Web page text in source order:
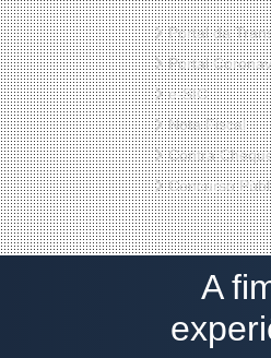
Portal da
Portal
e-SIC
Nota Fiscal
Contra
Concurso
A